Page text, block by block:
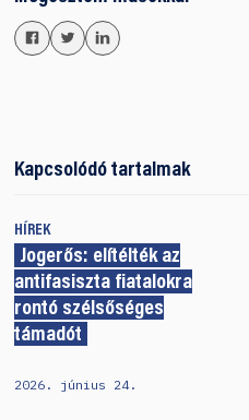
Kapcsolódó tartalmak
HÍREK
Jogerős: elítélték az
antifasiszta fiatalokra
rontó szélsőséges
támadót
2026. június 24.